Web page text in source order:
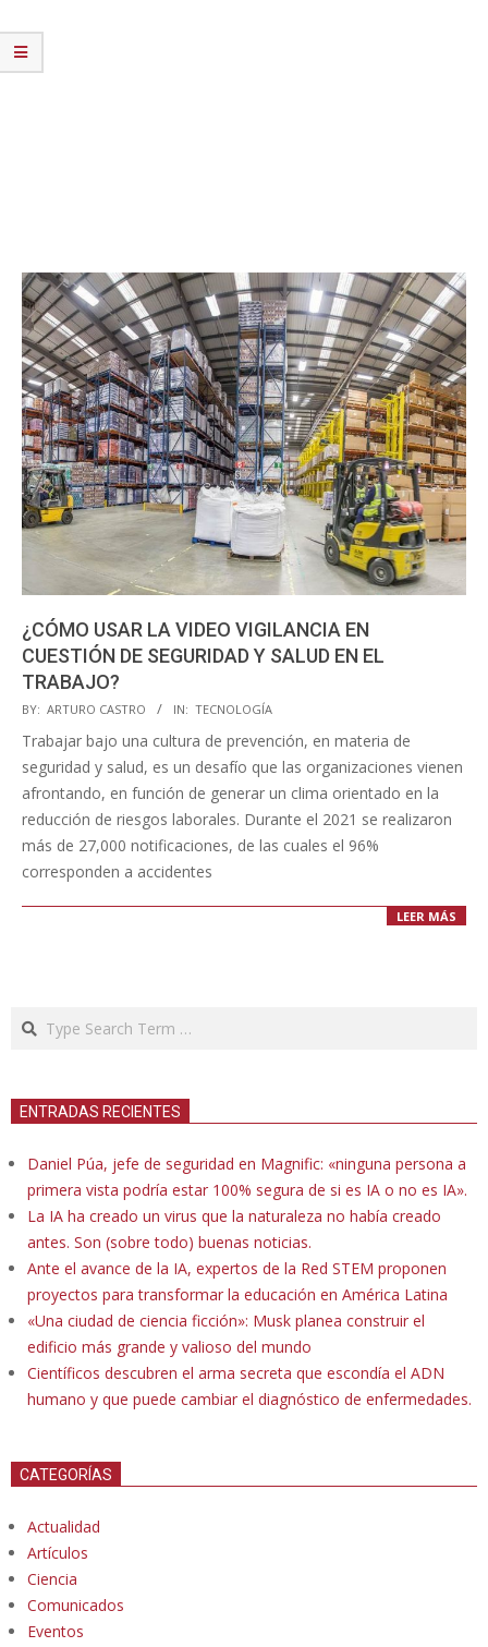
¿CÓMO USAR LA VIDEO VIGILANCIA EN
CUESTIÓN DE SEGURIDAD Y SALUD EN EL
TRABAJO?
2022-
04-
BY: ARTURO CASTRO IN: TECNOLOGÍA
Trabajar bajo una cultura de prevención, en materia de
seguridad y salud, es un desafío que las organizaciones vienen
afrontando, en función de generar un clima orientado en la
reducción de riesgos laborales. Durante el 2021 se realizaron
más de 27,000 notificaciones, de las cuales el 96%
corresponden a accidentes
LEER MÁS
Search
ENTRADAS RECIENTES
Daniel Púa, jefe de seguridad en Magnific: «ninguna persona a
primera vista podría estar 100% segura de si es IA o no es IA».
La IA ha creado un virus que la naturaleza no había creado
antes. Son (sobre todo) buenas noticias.
Ante el avance de la IA, expertos de la Red STEM proponen
proyectos para transformar la educación en América Latina
«Una ciudad de ciencia ficción»: Musk planea construir el
edificio más grande y valioso del mundo
Científicos descubren el arma secreta que escondía el ADN
humano y que puede cambiar el diagnóstico de enfermedades.
CATEGORÍAS
Actualidad
Artículos
Ciencia
Comunicados
Eventos